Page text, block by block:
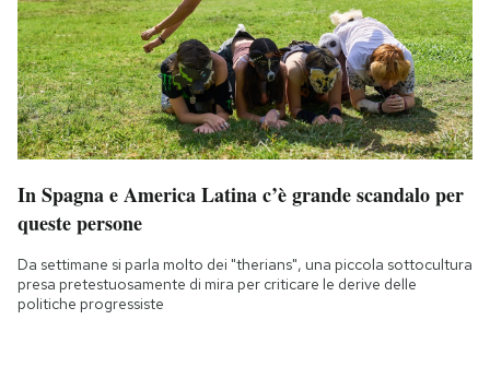
In Spagna e America Latina c’è grande scandalo per
queste persone
Da settimane si parla molto dei "therians", una piccola sottocultura
presa pretestuosamente di mira per criticare le derive delle
politiche progressiste